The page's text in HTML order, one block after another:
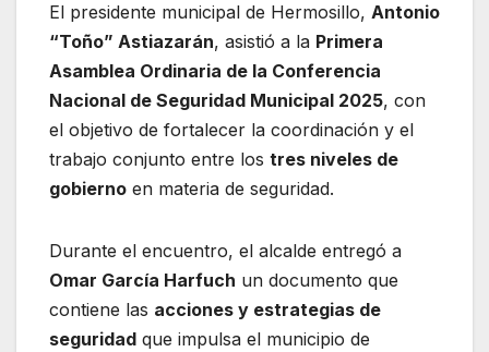
El presidente municipal de Hermosillo, Antonio
“Toño” Astiazarán, asistió a la Primera
Asamblea Ordinaria de la Conferencia
Nacional de Seguridad Municipal 2025, con
el objetivo de fortalecer la coordinación y el
trabajo conjunto entre los tres niveles de
gobierno en materia de seguridad.
Durante el encuentro, el alcalde entregó a
Omar García Harfuch un documento que
contiene las acciones y estrategias de
seguridad que impulsa el municipio de